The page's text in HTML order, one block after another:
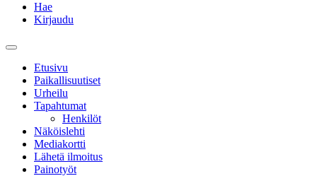
Hae
Kirjaudu
Etusivu
Paikallisuutiset
Urheilu
Tapahtumat
Henkilöt
Näköislehti
Mediakortti
Lähetä ilmoitus
Painotyöt